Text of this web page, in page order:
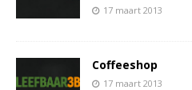
17 maart 2013
Coffeeshop
17 maart 2013